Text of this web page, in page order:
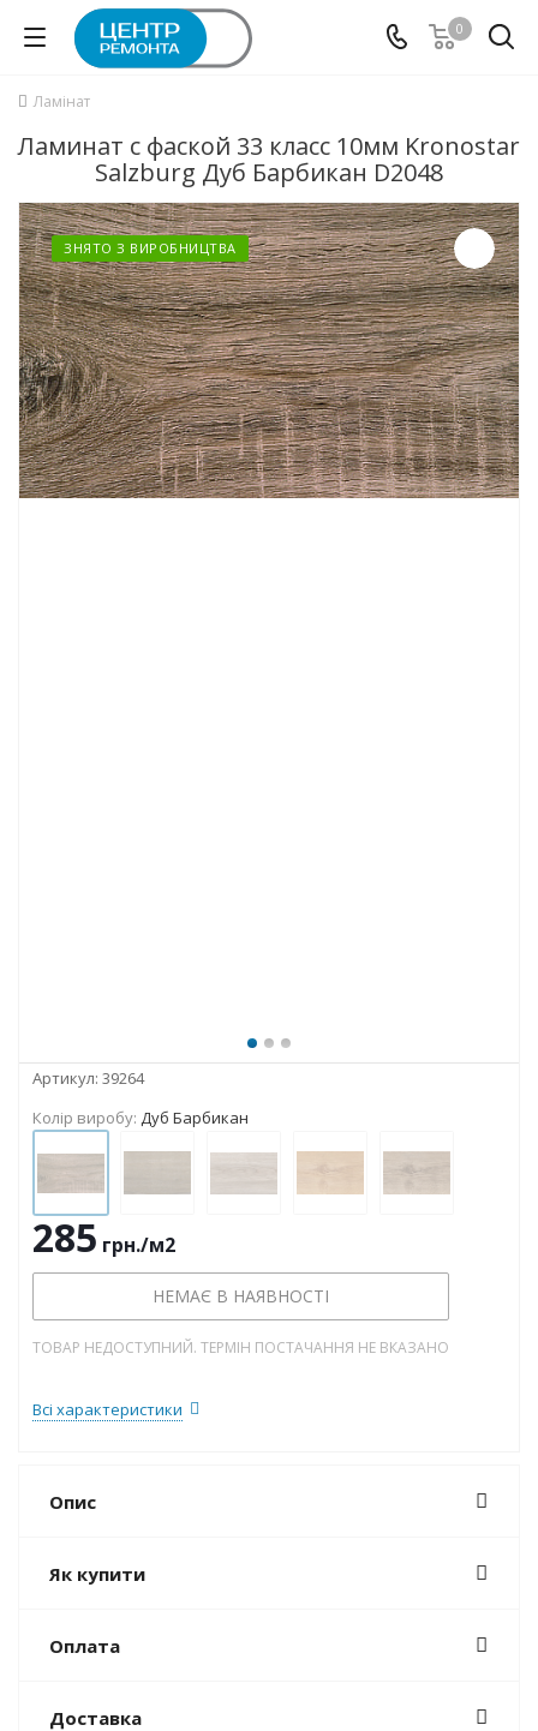
0
Ламінат
Ламинат с фаской 33 класс 10мм Kronostar
Salzburg Дуб Барбикан D2048
ЗНЯТО З ВИРОБНИЦТВА
Артикул: 39264
Колір виробу: Дуб Барбикан
285 грн./м2
НЕМАЄ В НАЯВНОСТІ
ТОВАР НЕДОСТУПНИЙ. ТЕРМІН ПОСТАЧАННЯ НЕ ВКАЗАНО
Всі характеристики
Опис
Як купити
Оплата
Доставка